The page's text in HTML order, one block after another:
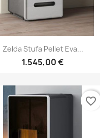
Zelda Stufa Pellet Eva...
1.545,00 €
favorite_border